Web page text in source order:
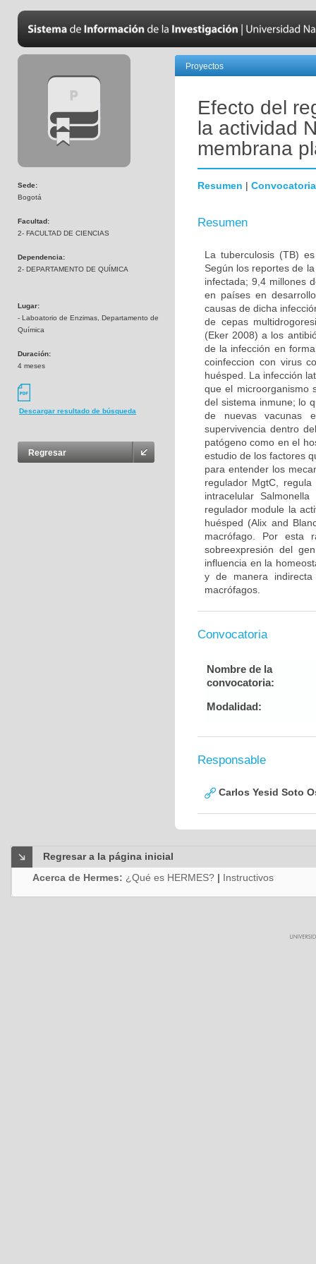
Sede:
Bogotá
Facultad:
2- FACULTAD DE CIENCIAS
Dependencia:
2- DEPARTAMENTO DE QUÍMICA
Lugar:
- Laboatorio de Enzimas, Departamento de
Química
Duración:
4 meses
Descargar resultado de búsqueda
Regresar
Proyectos
Efecto del
la actividad
membrana
Resumen | Convocatoria
Resumen
La tuberculosis (TB)
Según los reportes de
infectada; 9,4 millones
en países en
causas de dicha
de cepas
(Eker 2008) a los
de la infección en
coinfeccion con virus
huésped. La infección
que el microorganismo
del sistema inmune; lo
de nuevas vacunas
supervivencia dentro
patógeno como en el
estudio de los factores
para entender los
regulador MgtC,
intracelular
regulador module la
huésped (Alix and
macrófago. Por esta
sobreexpresión del
influencia en la
y de manera
macrófagos.
Convocatoria
Nombre de la
convocatoria:
Modalidad:
Responsable
Carlos Yesid Soto
Regresar a la página inicial
Acerca de Hermes: ¿Qué es HERMES? | Instructivos